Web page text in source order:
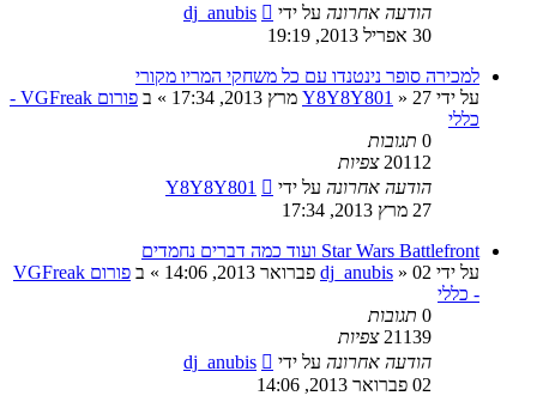
הודעה אחרונה על ידי
dj_anubis
30 אפריל 2013, 19:19
למכירה סופר נינטנדו עם כל משחקי המריו מקורי
על ידי
Y8Y8Y801 » 27 מרץ 2013, 17:34 » ב
פורום VGFreak -
כללי
0 תגובות
20112 צפיות
הודעה אחרונה על ידי
Y8Y8Y801
27 מרץ 2013, 17:34
Star Wars Battlefront ועוד כמה דברים נחמדים
על ידי
dj_anubis » 02 פברואר 2013, 14:06 » ב
פורום VGFreak
- כללי
0 תגובות
21139 צפיות
הודעה אחרונה על ידי
dj_anubis
02 פברואר 2013, 14:06